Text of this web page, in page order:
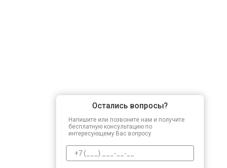
Остались вопросы?
Напишите или позвоните нам и получите
бесплатную консультацию по
интересующему Вас вопросу.